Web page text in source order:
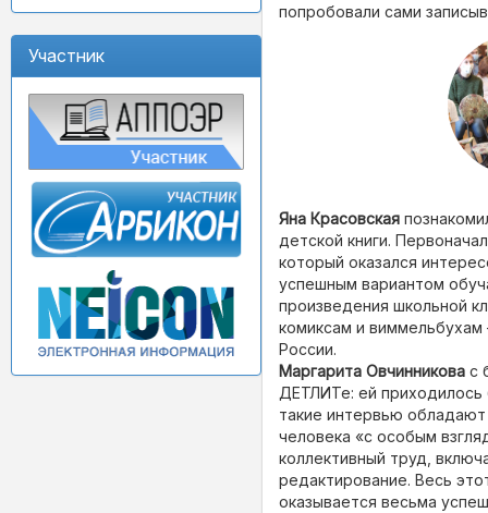
Участник
попробовали сами
Яна Красовская
детской книги.
который оказался
успешным вариантом
произведения школьной
комиксам и виммельбухам
России.
Маргарита Овчинникова с
ДЕТЛИТе: ей
такие интервью обладают
человека «с особым
коллективный труд,
редактирование. Весь
оказывается весьма